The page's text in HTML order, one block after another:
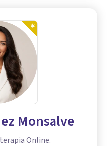
Monsalve
Online.